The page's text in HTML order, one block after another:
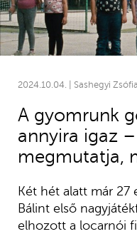
2024.10.04. | Sashegyi
A gyomrunk
annyira igaz
megmutatja,
Két hét alatt már 27
Bálint első
elhozott a locarnói